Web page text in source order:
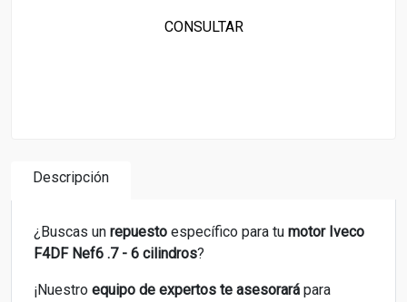
CONSULTAR
Descripción
¿Buscas un repuesto específico para tu motor Iveco
F4DF Nef6 .7 - 6 cilindros?
¡Nuestro equipo de expertos te asesorará para